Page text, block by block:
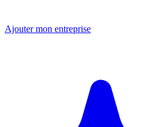
Ajouter mon entreprise